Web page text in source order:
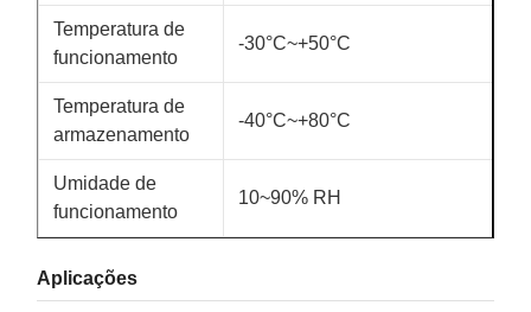
Temperatura de
funcionamento
-30°C~+50°C
Temperatura de
armazenamento
-40°C~+80°C
Umidade de
funcionamento
10~90% RH
Aplicações